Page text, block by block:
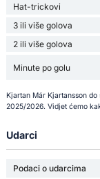
Hat-trickovi
3 ili više golova
2 ili više golova
Minute po golu
Kjartan Már Kjartansson
2025/2026. Vidjet ćemo
Udarci
Podaci o udarcima